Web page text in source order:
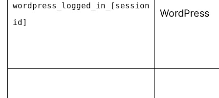
wordpress_logged_in_[session
id]
WordPress